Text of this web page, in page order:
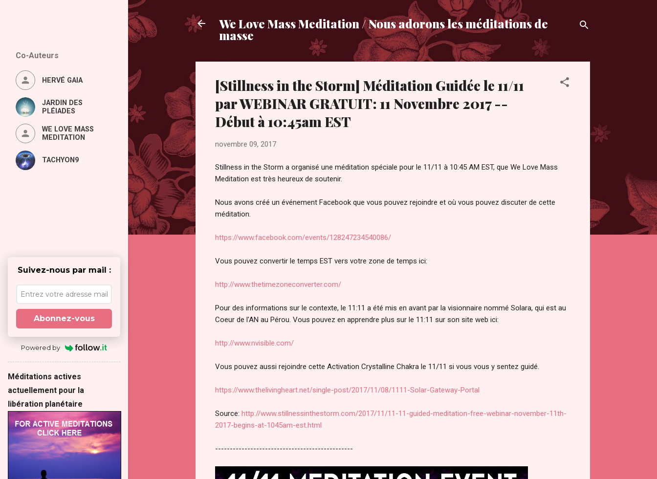
We Love Mass Meditation / Nous adorons les méditations de
masse
[Stillness in the Storm] Méditation Guidée le 11/11
par WEBINAR GRATUIT: 11 Novembre 2017 --
Début à 10:45am EST
novembre 09, 2017
Stillness in the Storm a organisé une méditation spéciale pour le 11/11 à 10:45 AM EST, que We Love Mass
Meditation est très heureux de soutenir.
Nous avons créé un événement Facebook que vous pouvez rejoindre et où vous pouvez discuter de cette
méditation.
https://www.facebook.com/events/128247234540086/
Vous pouvez convertir le temps EST vers votre zone de temps ici:
http://www.thetimezoneconverter.com/
Pour des informations sur le contexte, le 11:11 a été mis en avant par la visionnaire nommé Solara, qui est au
Coeur de l'AN au Pérou. Vous pouvez en apprendre plus sur le 11:11 sur son site web ici:
http://www.nvisible.com/
Vous pouvez aussi rejoindre cette Activation Crystalline Chakra le 11/11 si vous vous y sentez guidé.
https://www.thelivingheart.net/single-post/2017/11/08/1111-Solar-Gateway-Portal
Source: http://www.stillnessinthestorm.com/2017/11/11-11-guided-meditation-free-webinar-november-11th-
2017-begins-at-1045am-est.html
-----------------------------------------------
Co-Auteurs
HERVÉ GAIA
JARDIN DES
PLÉIADES
WE LOVE MASS
MEDITATION
TACHYON9
Suivez-nous par mail :
Abonnez-vous
Powered by
Méditations actives
actuellement pour la
libération planétaire